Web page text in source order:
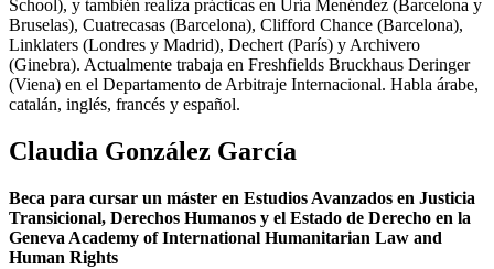
School), y también realiza prácticas en Uría Menéndez (Barcelona y
Bruselas), Cuatrecasas (Barcelona), Clifford Chance (Barcelona),
Linklaters (Londres y Madrid), Dechert (París) y Archivero
(Ginebra). Actualmente trabaja en Freshfields Bruckhaus Deringer
(Viena) en el Departamento de Arbitraje Internacional. Habla árabe,
catalán, inglés, francés y español.
Claudia González García
Beca para cursar un máster en Estudios Avanzados en Justicia
Transicional, Derechos Humanos y el Estado de Derecho en la
Geneva Academy of International Humanitarian Law and
Human Rights